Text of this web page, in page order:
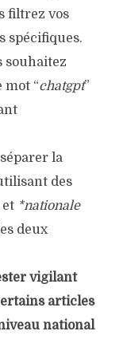
filtrez vos
spécifiques.
souhaitez
mot “chatgpt”
la
des
*nationale
deux
vigilant
articles
national